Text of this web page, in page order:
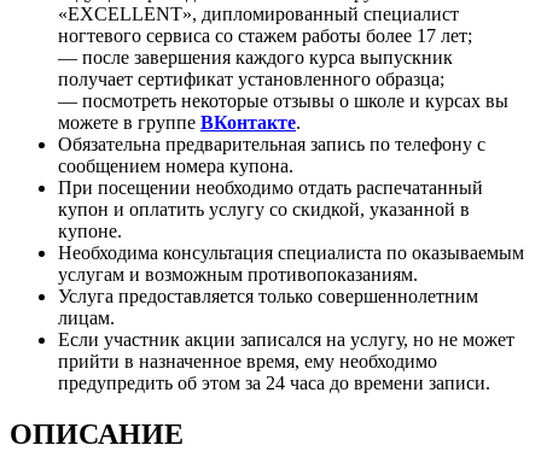
«EXCELLENT», дипломированный специалист
ногтевого сервиса со стажем работы более 17 лет;
— после завершения каждого курса выпускник
получает сертификат установленного образца;
— посмотреть некоторые отзывы о школе и курсах вы
можете в группе ВКонтакте.
Обязательна предварительная запись по телефону с
сообщением номера купона.
При посещении необходимо отдать распечатанный
купон и оплатить услугу со скидкой, указанной в
купоне.
Необходима консультация специалиста по оказываемым
услугам и возможным противопоказаниям.
Услуга предоставляется только совершеннолетним
лицам.
Если участник акции записался на услугу, но не может
прийти в назначенное время, ему необходимо
предупредить об этом за 24 часа до времени записи.
ОПИСАНИЕ